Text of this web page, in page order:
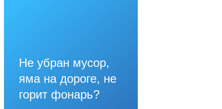
Не убран мусор,
яма на дороге, не
горит фонарь?